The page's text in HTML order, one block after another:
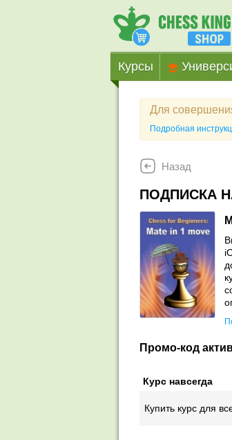
Курсы
Для
Подробная
Назад
ПОДПИСКА
Промо-код
Курс навсегда
Купить курс для